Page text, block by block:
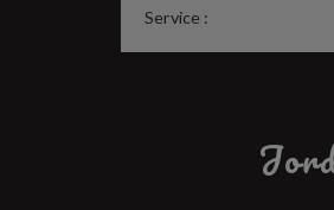
Service :